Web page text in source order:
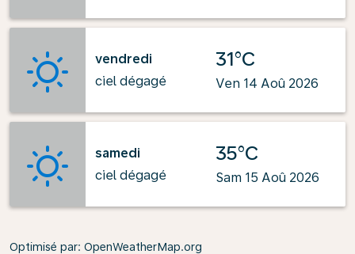
vendredi
ciel dégagé
31°C
Ven 14 Aoû 2026
samedi
ciel dégagé
35°C
Sam 15 Aoû 2026
Optimisé par: OpenWeatherMap.org